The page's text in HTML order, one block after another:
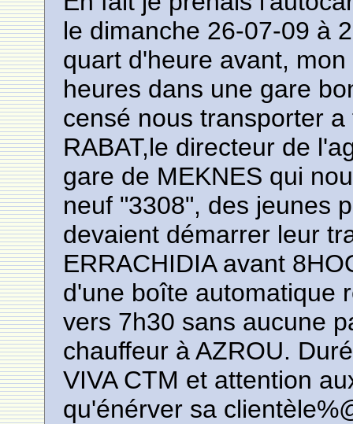
le dimanche 26-07-09 à
quart d'heure avant,
heures dans une gare
censé nous transporter
RABAT,le directeur de
gare de MEKNES qui
neuf "3308", des jeunes
devaient démarrer leur
ERRACHIDIA avant
d'une boîte automatique
vers 7h30 sans aucune
chauffeur à AZROU.
VIVA CTM et attention
qu'énérver sa